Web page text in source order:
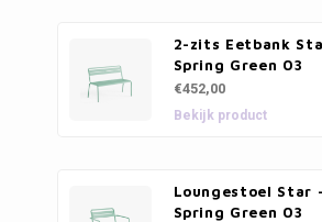
2-zits Eetbank
Spring Green 03
€452,00
Bekijk product
Loungestoel Star -
Spring Green 03